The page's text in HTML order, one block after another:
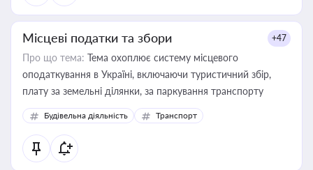
Місцеві податки та збори +47
Про що тема: Тема охоплює систему місцевого
оподаткування в Україні, включаючи туристичний збір,
плату за земельні ділянки, за паркування транспорту
Будівельна діяльність Транспорт